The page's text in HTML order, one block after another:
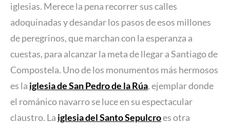
iglesias. Merece la pena recorrer sus calles
adoquinadas y desandar los pasos de esos millones
de peregrinos, que marchan con la esperanza a
cuestas, para alcanzar la meta de llegar a Santiago de
Compostela. Uno de los monumentos más hermosos
es la iglesia de San Pedro de la Rúa, ejemplar donde
el románico navarro se luce en su espectacular
claustro. La iglesia del Santo Sepulcroes otra